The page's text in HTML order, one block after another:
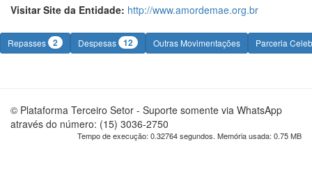
Visitar Site da Entidade: http://www.amordemae.org.br
Repasses 2 Despesas 12 Outras Movimentações Parceria
© Plataforma Terceiro Setor - Suporte somente via WhatsApp
através do número: (15) 3036-2750
Tempo de execução: 0.32764 segundos. Memória usada: 0.75 MB